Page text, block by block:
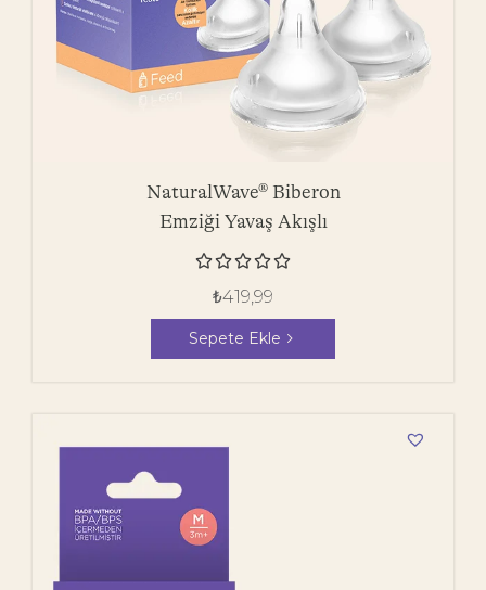
NaturalWave® Biberon
Emziği Yavaş Akışlı

₺419,99
Sepete Ekle